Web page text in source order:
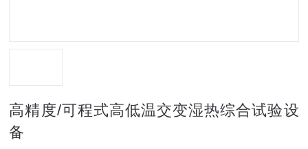
高精度/可程式高低温交变湿热综合试验设
备